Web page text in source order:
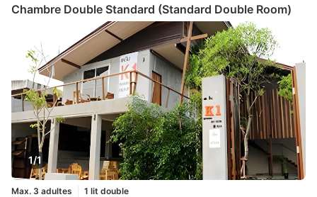
Chambre Double Standard (Standard Double Room)
1/1
Max. 3 adultes 1 lit double